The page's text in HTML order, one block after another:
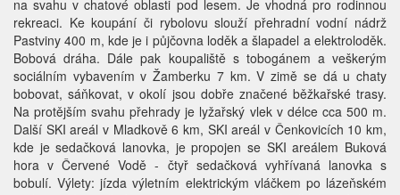
na svahu v chatové oblasti pod lesem. Je vhodná pro rodinnou
rekreaci. Ke koupání či rybolovu slouží přehradní vodní nádrž
Pastviny 400 m, kde je i půjčovna loděk a šlapadel a elektroloděk.
Bobová dráha. Dále pak koupaliště s tobogánem a veškerým
sociálním vybavením v Žamberku 7 km. V zimě se dá u chaty
bobovat, sáňkovat, v okolí jsou dobře značené běžkařské trasy.
Na protějším svahu přehrady je lyžařský vlek v délce cca 500 m.
Další SKI areál v Mladkově 6 km, SKI areál v Čenkovicích 10 km,
kde je sedačková lanovka, je propojen se SKI areálem Buková
hora v Červené Vodě - čtyř sedačková vyhřívaná lanovka s
bobulí. Výlety: jízda výletním elektrickým vláčkem po lázeňském